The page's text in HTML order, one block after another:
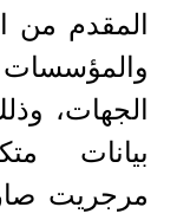
المقدم من
الجهات،
بيانات
مرجريت